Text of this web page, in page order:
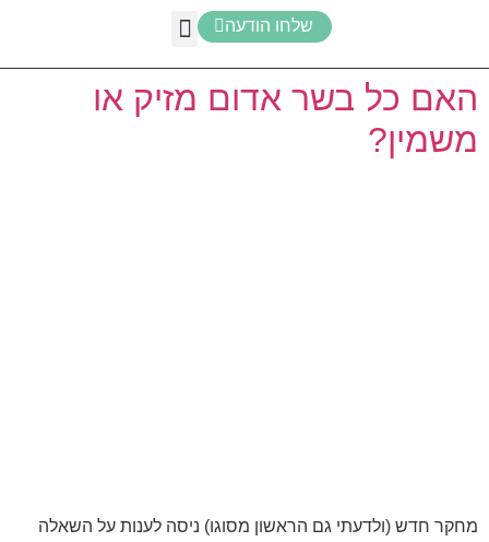
שלחו הודעה
האם כל בשר אדום מזיק או
משמין?
מחקר חדש (ולדעתי גם הראשון מסוגו) ניסה לענות על השאלה